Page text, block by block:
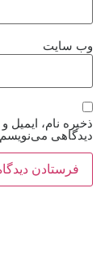
وب‌ سایت
ذخیره نام، ایمیل
دیدگاهی